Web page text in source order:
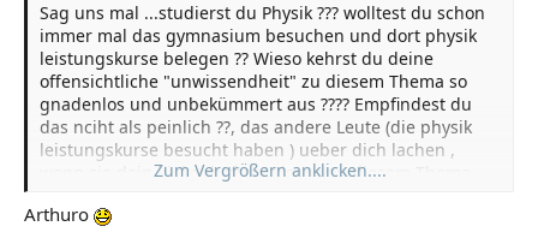
Sag uns mal ...studierst du Physik ??? wolltest du schon
immer mal das gymnasium besuchen und dort physik
leistungskurse belegen ?? Wieso kehrst du deine
offensichtliche "unwissendheit" zu diesem Thema so
gnadenlos und unbekümmert aus ???? Empfindest du
das nciht als peinlich ??, das andere Leute (die physik
leistungskurse besucht haben ) ueber dich lachen ,
wenn sie dein lückenhaftes Wissen zu diesem Thema
Zum Vergrößern anklicken....
Arthuro